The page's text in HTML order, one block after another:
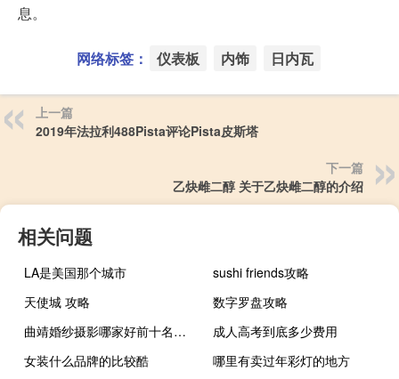
息。
网络标签： 仪表板 内饰 日内瓦
上一篇
2019年法拉利488Pista评论Pista皮斯塔
下一篇
乙炔雌二醇 关于乙炔雌二醇的介绍
相关问题
LA是美国那个城市
sushi friends攻略
天使城 攻略
数字罗盘攻略
曲靖婚纱摄影哪家好前十名排行榜 婚纱摄影排行榜前十名
成人高考到底多少费用
女装什么品牌的比较酷
哪里有卖过年彩灯的地方